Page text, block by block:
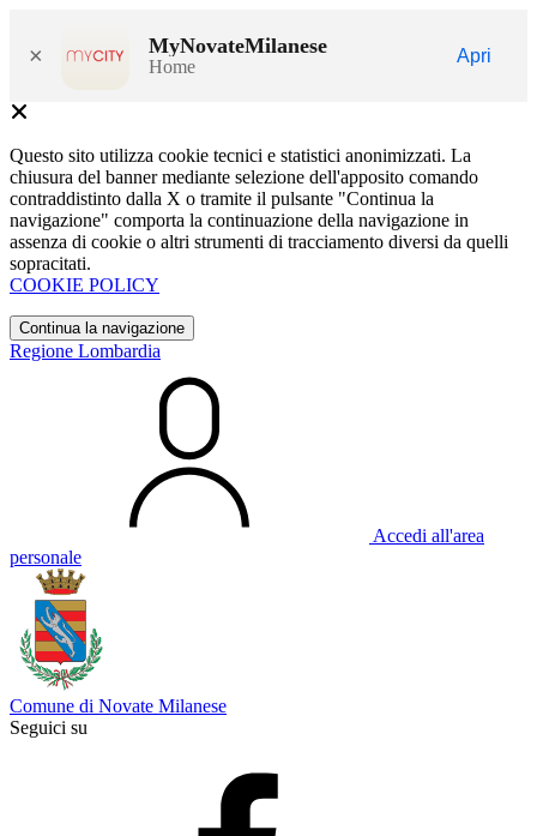
× MyNovateMilanese
Home
Apri
Questo sito utilizza cookie tecnici e statistici anonimizzati. La
chiusura del banner mediante selezione dell'apposito comando
contraddistinto dalla X o tramite il pulsante "Continua la
navigazione" comporta la continuazione della navigazione in
assenza di cookie o altri strumenti di tracciamento diversi da quelli
sopracitati.
COOKIE POLICY
Continua la navigazione
Regione Lombardia
Accedi all'area
personale
Comune di Novate Milanese
Seguici su